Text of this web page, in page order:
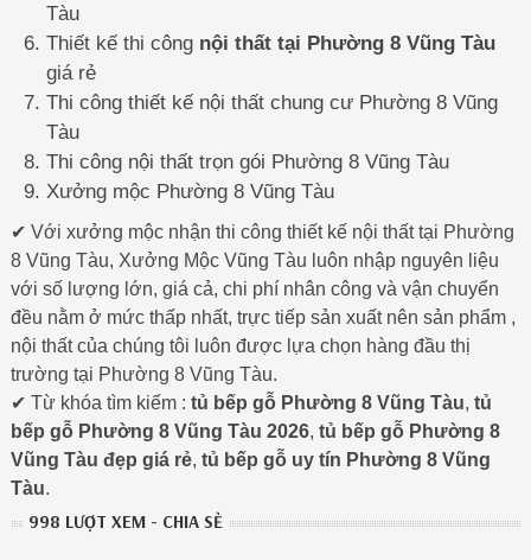
Tàu
Thiết kế thi công nội thất tại Phường 8 Vũng Tàu
giá rẻ
Thi công thiết kế nội thất chung cư Phường 8 Vũng
Tàu
Thi công nội thất trọn gói Phường 8 Vũng Tàu
Xưởng mộc Phường 8 Vũng Tàu
✔ Với xưởng mộc nhận thi công thiết kế nội thất tại Phường
8 Vũng Tàu, Xưởng Mộc Vũng Tàu luôn nhập nguyên liệu
với số lượng lớn, giá cả, chi phí nhân công và vận chuyển
đều nằm ở mức thấp nhất, trực tiếp sản xuất nên sản phẩm ,
nội thất của chúng tôi luôn được lựa chọn hàng đầu thị
trường tại Phường 8 Vũng Tàu.
✔ Từ khóa tìm kiếm : tủ bếp gỗ Phường 8 Vũng Tàu, tủ
bếp gỗ Phường 8 Vũng Tàu 2026, tủ bếp gỗ Phường 8
Vũng Tàu đẹp giá rẻ, tủ bếp gỗ uy tín Phường 8 Vũng
Tàu.
998 LƯỢT XEM - CHIA SẺ